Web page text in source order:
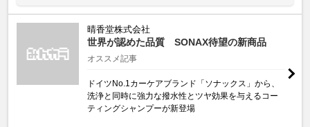
晴香堂株式会社
世界が認めた品質 SONAX待望の新商品
オススメ記事
ドイツNo.1カーケアブランド「ソナックス」から、
洗浄と同時に強力な撥水性とツヤ効果を与えるコー
ティングシャンプーが新登場